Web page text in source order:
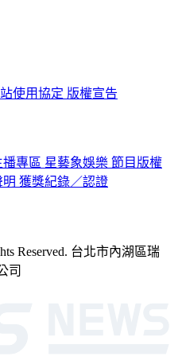
使用協定 版權宣告
播專區 星藝象娛樂 節目版權
獲獎紀錄／認證
Reserved. 台北市內湖區瑞
司